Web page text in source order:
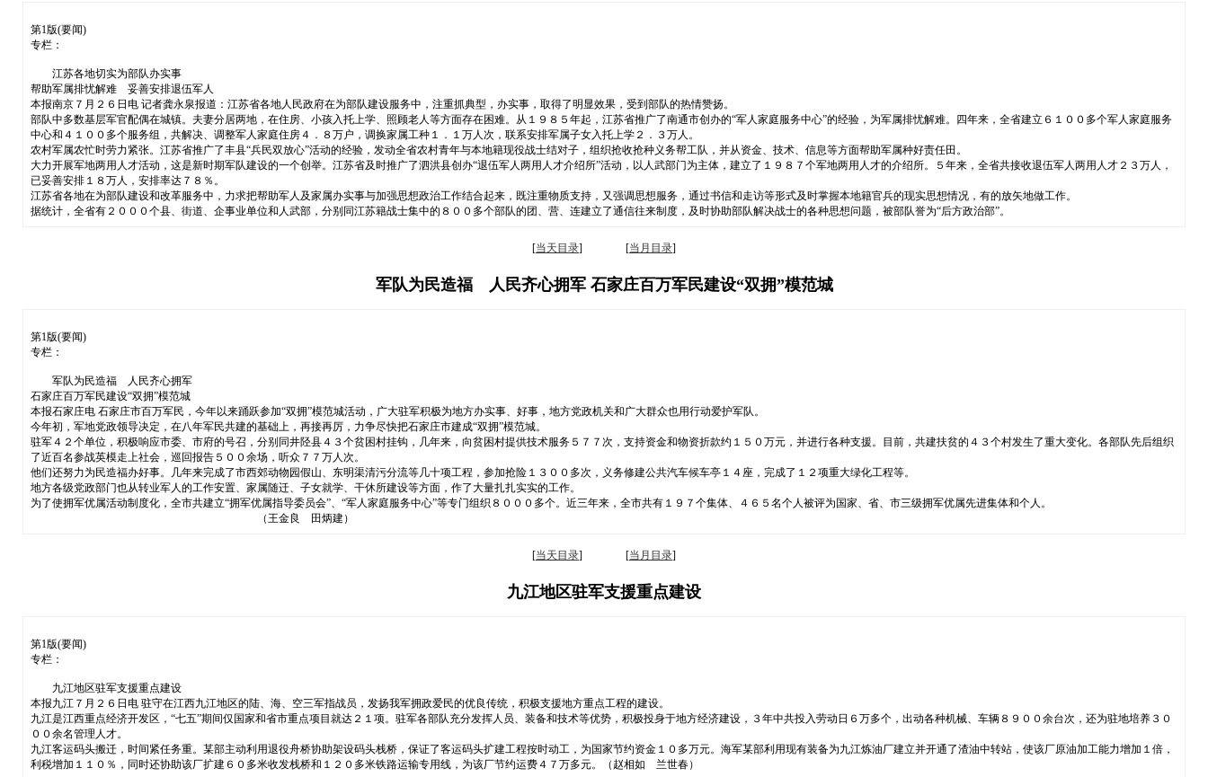
第1版(要闻)
专栏：
江苏各地切实为部队办实事
帮助军属排忧解难 妥善安排退伍军人
本报南京７月２６日电 记者龚永泉报道：江苏省各地人民政府在为部队建设服务中，注重抓典型，办实事，取得了明显效果，受到部队的热情赞扬。
部队中多数基层军官配偶在城镇。夫妻分居两地，在住房、小孩入托上学、照顾老人等方面存在困难。从１９８５年起，江苏省推广了南通市创办的“军人家庭服务中心”的经验，为军属排忧解难。四年来，全省建立６１００多个军人家庭服务
中心和４１００多个服务组，共解决、调整军人家庭住房４．８万户，调换家属工种１．１万人次，联系安排军属子女入托上学２．３万人。
农村军属农忙时劳力紧张。江苏省推广了丰县“兵民双放心”活动的经验，发动全省农村青年与本地籍现役战士结对子，组织抢收抢种义务帮工队，并从资金、技术、信息等方面帮助军属种好责任田。
大力开展军地两用人才活动，这是新时期军队建设的一个创举。江苏省及时推广了泗洪县创办“退伍军人两用人才介绍所”活动，以人武部门为主体，建立了１９８７个军地两用人才的介绍所。５年来，全省共接收退伍军人两用人才２３万人，
已妥善安排１８万人，安排率达７８％。
江苏省各地在为部队建设和改革服务中，力求把帮助军人及家属办实事与加强思想政治工作结合起来，既注重物质支持，又强调思想服务，通过书信和走访等形式及时掌握本地籍官兵的现实思想情况，有的放矢地做工作。
据统计，全省有２０００个县、街道、企事业单位和人武部，分别同江苏籍战士集中的８００多个部队的团、营、连建立了通信往来制度，及时协助部队解决战士的各种思想问题，被部队誉为“后方政治部”。
[当天目录] [当月目录]
军队为民造福 人民齐心拥军 石家庄百万军民建设“双拥”模范城
第1版(要闻)
专栏：
军队为民造福 人民齐心拥军
石家庄百万军民建设“双拥”模范城
本报石家庄电 石家庄市百万军民，今年以来踊跃参加“双拥”模范城活动，广大驻军积极为地方办实事、好事，地方党政机关和广大群众也用行动爱护军队。
今年初，军地党政领导决定，在八年军民共建的基础上，再接再厉，力争尽快把石家庄市建成“双拥”模范城。
驻军４２个单位，积极响应市委、市府的号召，分别同井陉县４３个贫困村挂钩，几年来，向贫困村提供技术服务５７７次，支持资金和物资折款约１５０万元，并进行各种支援。目前，共建扶贫的４３个村发生了重大变化。各部队先后组织
了近百名参战英模走上社会，巡回报告５００余场，听众７７万人次。
他们还努力为民造福办好事。几年来完成了市西郊动物园假山、东明渠清污分流等几十项工程，参加抢险１３００多次，义务修建公共汽车候车亭１４座，完成了１２项重大绿化工程等。
地方各级党政部门也从转业军人的工作安置、家属随迁、子女就学、干休所建设等方面，作了大量扎扎实实的工作。
为了使拥军优属活动制度化，全市共建立“拥军优属指导委员会”、“军人家庭服务中心”等专门组织８０００多个。近三年来，全市共有１９７个集体、４６５名个人被评为国家、省、市三级拥军优属先进集体和个人。
（王金良 田炳建）
[当天目录] [当月目录]
九江地区驻军支援重点建设
第1版(要闻)
专栏：
九江地区驻军支援重点建设
本报九江７月２６日电 驻守在江西九江地区的陆、海、空三军指战员，发扬我军拥政爱民的优良传统，积极支援地方重点工程的建设。
九江是江西重点经济开发区，“七五”期间仅国家和省市重点项目就达２１项。驻军各部队充分发挥人员、装备和技术等优势，积极投身于地方经济建设，３年中共投入劳动日６万多个，出动各种机械、车辆８９００余台次，还为驻地培养３０
００余名管理人才。
九江客运码头搬迁，时间紧任务重。某部主动利用退役舟桥协助架设码头栈桥，保证了客运码头扩建工程按时动工，为国家节约资金１０多万元。海军某部利用现有装备为九江炼油厂建立并开通了渣油中转站，使该厂原油加工能力增加１倍，
利税增加１１０％，同时还协助该厂扩建６０多米收发栈桥和１２０多米铁路运输专用线，为该厂节约运费４７万多元。（赵相如 兰世春）